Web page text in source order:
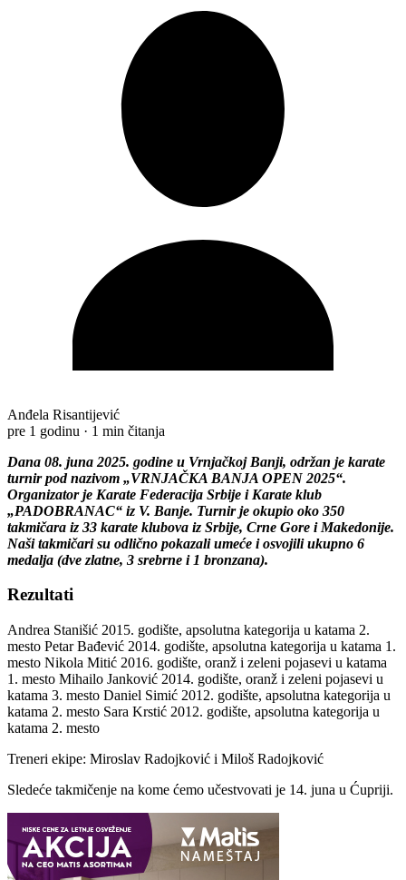
Anđela Risantijević
pre 1 godinu · 1 min čitanja
Dana 08. juna 2025. godine u Vrnjačkoj Banji, održan je karate
turnir pod nazivom „VRNJAČKA BANJA OPEN 2025“.
Organizator je Karate Federacija Srbije i Karate klub
„PADOBRANAC“ iz V. Banje. Turnir je okupio oko 350
takmičara iz 33 karate klubova iz Srbije, Crne Gore i Makedonije.
Naši takmičari su odlično pokazali umeće i osvojili ukupno 6
medalja (dve zlatne, 3 srebrne i 1 bronzana).
Rezultati
Andrea Stanišić 2015. godište, apsolutna kategorija u katama 2.
mesto Petar Bađević 2014. godište, apsolutna kategorija u katama 1.
mesto Nikola Mitić 2016. godište, oranž i zeleni pojasevi u katama
1. mesto Mihailo Janković 2014. godište, oranž i zeleni pojasevi u
katama 3. mesto Daniel Simić 2012. godište, apsolutna kategorija u
katama 2. mesto Sara Krstić 2012. godište, apsolutna kategorija u
katama 2. mesto
Treneri ekipe: Miroslav Radojković i Miloš Radojković
Sledeće takmičenje na kome ćemo učestvovati je 14. juna u Ćupriji.